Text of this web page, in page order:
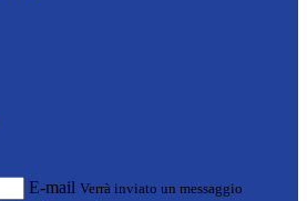
E-mail Verrà inviato un messaggio